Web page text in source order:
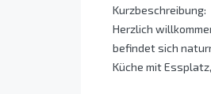
Kurzbeschreibung:
Herzlich
befindet sich
Küche mit